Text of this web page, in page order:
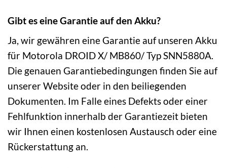
Gibt es eine Garantie auf den Akku?
Ja, wir gewähren eine Garantie auf unseren Akku
für Motorola DROID X/ MB860/ Typ SNN5880A.
Die genauen Garantiebedingungen finden Sie auf
unserer Website oder in den beiliegenden
Dokumenten. Im Falle eines Defekts oder einer
Fehlfunktion innerhalb der Garantiezeit bieten
wir Ihnen einen kostenlosen Austausch oder eine
Rückerstattung an.